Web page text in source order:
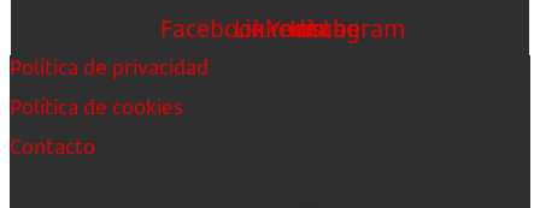
FacebookLinkedin
Youtube
Instagram
Política de privacidad
Política de cookies
Contacto